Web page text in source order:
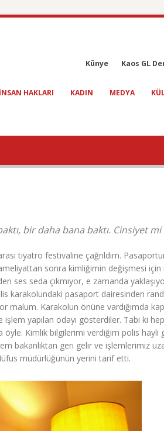
Künye Kaos GL
INSAN HAKLARI KADIN MEDYA
bir daha bana baktı. Cinsiyet
tiyatro festivaline çağrıldım.
sonra kimliğimin değişmesi
ses seda çıkmıyor, e zamanda
karakolundaki pasaport dairesinden
malum. Karakolun önüne vardığımda
yapılan odayı gösterdiler. Tabi ki
Kimlik bilgilerimi verdiğim polis hayli
bakanlıktan geri gelir ve işlemlerimiz
müdürlüğünün yerini tarif etti.